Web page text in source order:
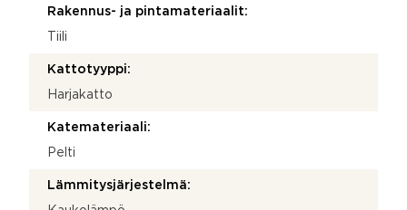
Rakennus- ja pintamateriaalit:
Tiili
Kattotyyppi:
Harjakatto
Katemateriaali:
Pelti
Lämmitysjärjestelmä: